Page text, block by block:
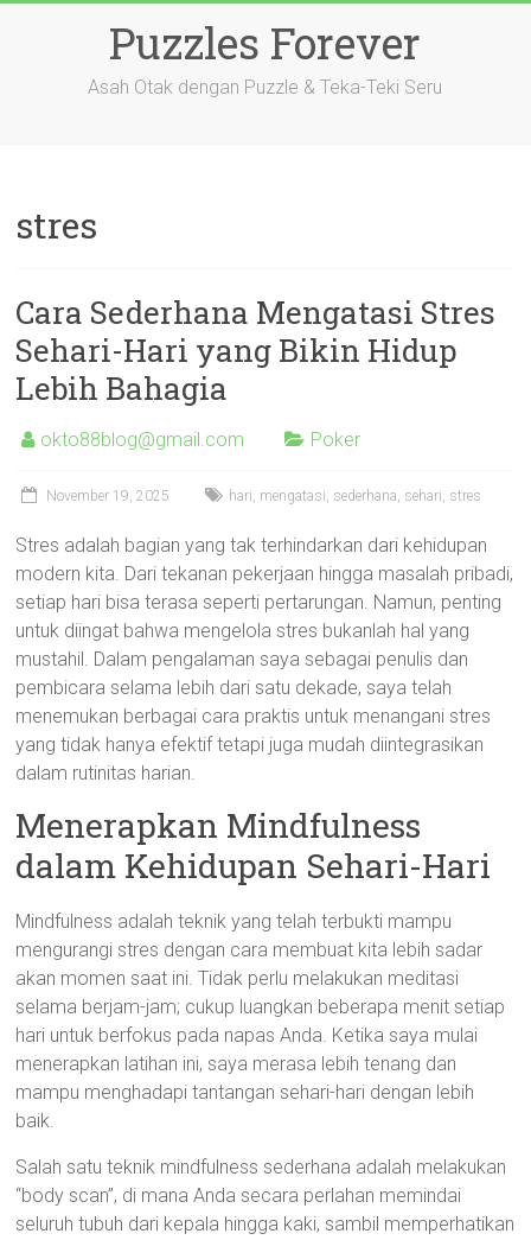
Puzzles Forever
Asah Otak dengan Puzzle & Teka-Teki Seru
stres
Cara Sederhana Mengatasi Stres
Sehari-Hari yang Bikin Hidup
Lebih Bahagia
okto88blog@gmail.com Poker
November 19, 2025 hari, mengatasi, sederhana, sehari, stres
Stres adalah bagian yang tak terhindarkan dari kehidupan
modern kita. Dari tekanan pekerjaan hingga masalah pribadi,
setiap hari bisa terasa seperti pertarungan. Namun, penting
untuk diingat bahwa mengelola stres bukanlah hal yang
mustahil. Dalam pengalaman saya sebagai penulis dan
pembicara selama lebih dari satu dekade, saya telah
menemukan berbagai cara praktis untuk menangani stres
yang tidak hanya efektif tetapi juga mudah diintegrasikan
dalam rutinitas harian.
Menerapkan Mindfulness
dalam Kehidupan Sehari-Hari
Mindfulness adalah teknik yang telah terbukti mampu
mengurangi stres dengan cara membuat kita lebih sadar
akan momen saat ini. Tidak perlu melakukan meditasi
selama berjam-jam; cukup luangkan beberapa menit setiap
hari untuk berfokus pada napas Anda. Ketika saya mulai
menerapkan latihan ini, saya merasa lebih tenang dan
mampu menghadapi tantangan sehari-hari dengan lebih
baik.
Salah satu teknik mindfulness sederhana adalah melakukan
“body scan”, di mana Anda secara perlahan memindai
seluruh tubuh dari kepala hingga kaki, sambil memperhatikan